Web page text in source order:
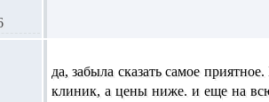
да, забыла сказать самое
клиник, а цены ниже. и еще на всю